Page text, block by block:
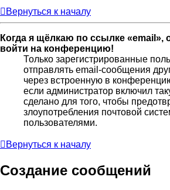
Вернуться к началу
Когда я щёлкаю по ссылке «email»,
войти на конференцию!
Только зарегистрированные
отправлять email-сообщения
через встроенную в
если администратор включил
сделано для того, чтобы
злоупотребления почтовой
пользователями.
Вернуться к началу
Создание сообщений